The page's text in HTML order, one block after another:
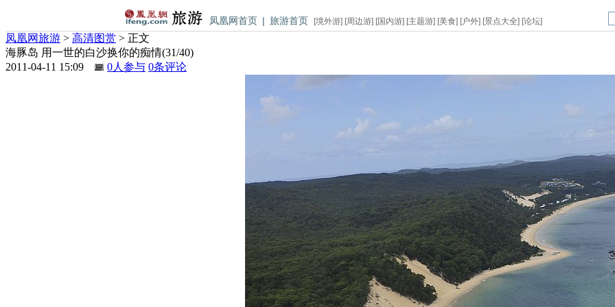
凤凰网首页 | 旅游首页 [境外游] [周边游] [国内游] [主题游] [美食] [户外] [景点大全] [论坛]
凤凰网旅游 > 高清图赏 > 正文
海豚岛 用一世的白沙换你的痴情(31/40)
2011-04-11 15:09
0人参与 0条评论